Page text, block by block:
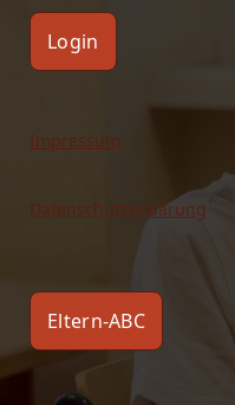
Login
Impressum
Datenschutzerklärung
Eltern-ABC